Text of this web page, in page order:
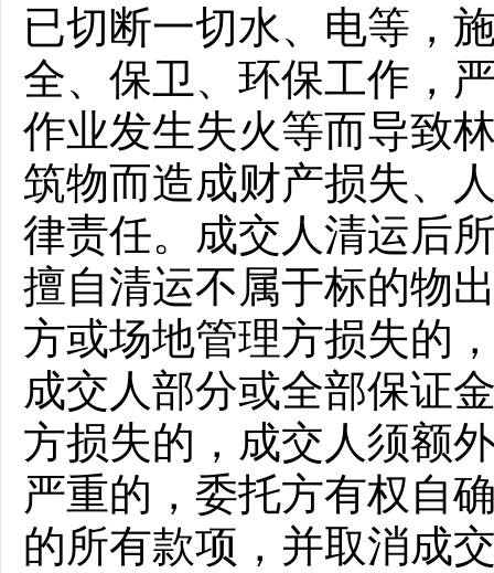
已切断一切水、电等，
全、保卫、环保工作，
作业发生失火等而导致
筑物而造成财产损失、
律责任。成交人清运后
擅自清运不属于标的物
方或场地管理方损失的
成交人部分或全部保证
方损失的，成交人须额
严重的，委托方有权自
的所有款项，并取消成